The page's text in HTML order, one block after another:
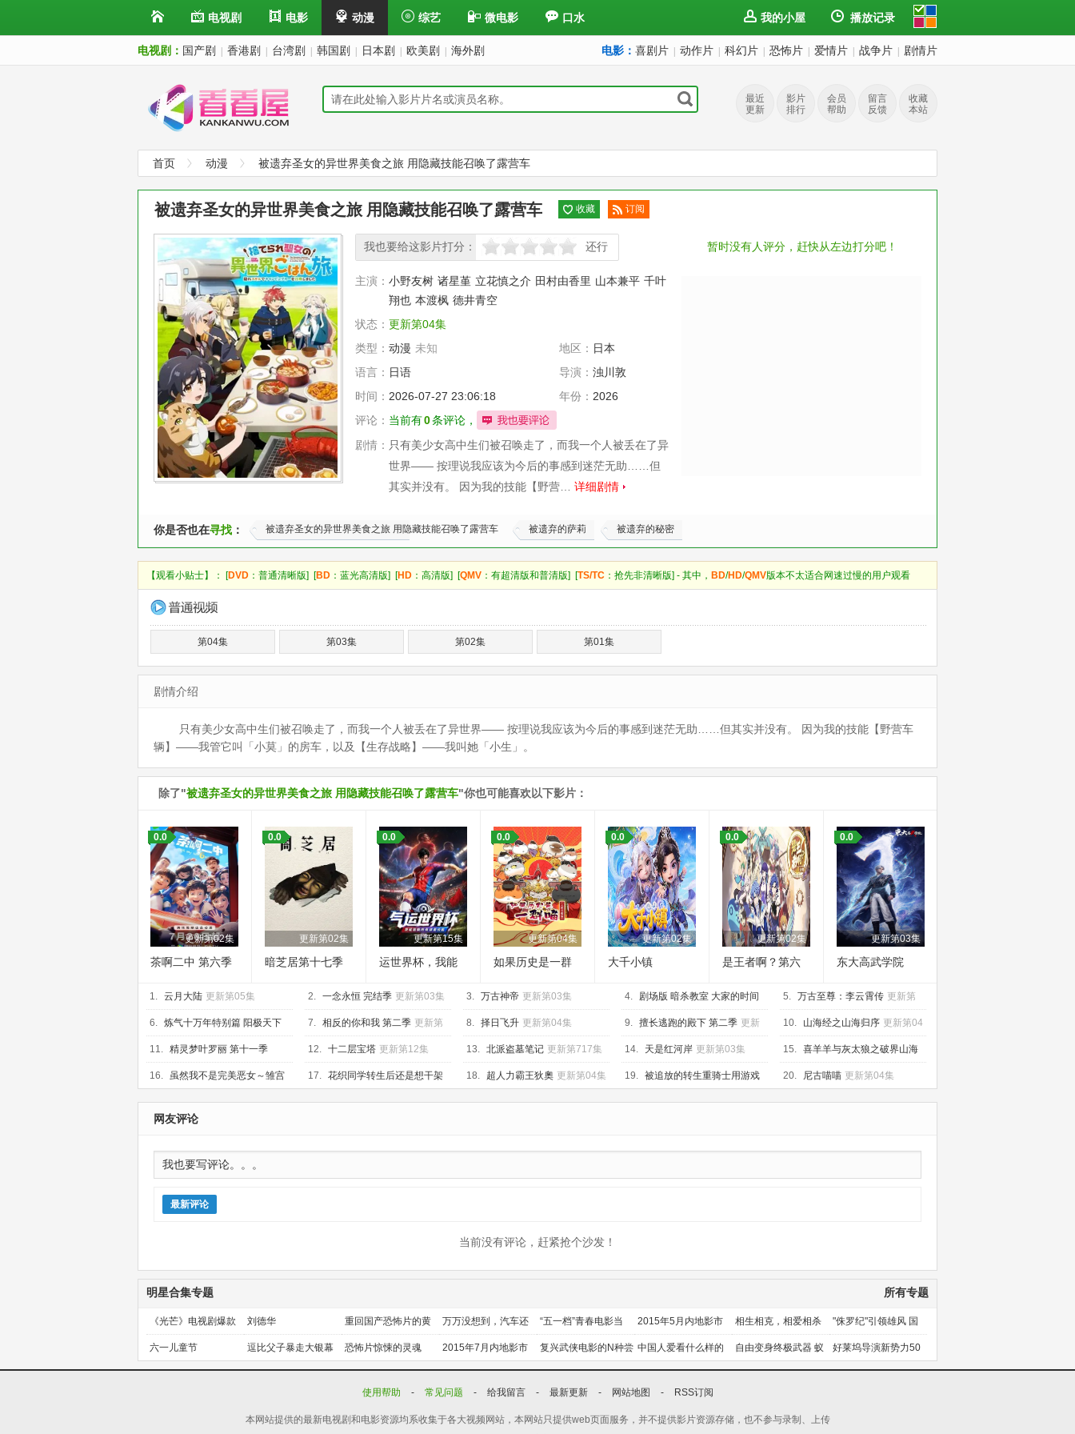
电视剧 电影 动漫 综艺 微电影 口水 我的小屋 播放记录
电视剧： 国产剧 香港剧 台湾剧 韩国剧 日本剧 欧美剧 海外剧 电影： 喜剧片 动作片 科幻片 恐怖片 爱情片 战争片 剧情片
最近
更新
影片
排行
会员
帮助
留言
反馈
收藏
本站
首页 动漫 被遗弃圣女的异世界美食之旅 用隐藏技能召唤了露营车
暂时没有人评分，赶快从左边打分吧！
被遗弃圣女的异世界美食之旅 用隐藏技能召唤了露营车 收藏
订阅
我也要给这影片打分：
很差较差 还行推荐 力荐 还行
主演： 小野友树 诸星堇 立花慎之介 田村由香里 山本兼平 千叶
翔也 本渡枫 德井青空
状态： 更新第04集
类型： 动漫 未知 地区： 日本
语言： 日语 导演： 浊川敦
时间： 2026-07-27 23:06:18 年份： 2026
评论： 当前有0条评论，
剧情： 只有美少女高中生们被召唤走了，而我一个人被丢在了异
世界—— 按理说我应该为今后的事感到迷茫无助……但
其实并没有。 因为我的技能【野营… 详细剧情
你是否也在寻找 ： 被遗弃圣女的异世界美食之旅 用隐藏技能召唤了露营车 被遗弃的萨莉 被遗弃的秘密
【观看小贴士】： [DVD ：普通清晰版] [BD ：蓝光高清版] [HD ：高清版] [QMV ：有超清版和普清版] [TS/TC ：抢先非清晰版] - 其中， BD/HD/QMV版本不太适合网速过慢的用户观看
第04集 第03集 第02集 第01集
剧情介绍
只有美少女高中生们被召唤走了，而我一个人被丢在了异世界—— 按理说我应该为今后的事感到迷茫无助……但其实并没有。 因为我的技能【野营车
辆】——我管它叫「小莫」的房车，以及【生存战略】——我叫她「小生」。
除了"被遗弃圣女的异世界美食之旅 用隐藏技能召唤了露营车"你也可能喜欢以下影片：
更新第02集
0.0
茶啊二中 第六季
更新第02集
0.0
暗芝居第十七季
更新第15集
0.0
运世界杯，我能
能
更新第04集
0.0
如果历史是一群
更新第02集
0.0
大千小镇
更新第02集
0.0
是王者啊？第六
更新第03集
0.0
东大高武学院
1. 云月大陆 更新第05集 2. 一念永恒 完结季 更新第03集 3. 万古神帝 更新第03集 4. 剧场版 暗杀教室 大家的时间
更新第01集
5. 万古至尊：李云霄传 更新第
05集
6. 炼气十万年特别篇 阳极天下
更新第01集
7. 相反的你和我 第二季 更新第
03集
8. 择日飞升 更新第04集 9. 擅长逃跑的殿下 第二季 更新
第02集
10. 山海经之山海归序 更新第04
集
11. 精灵梦叶罗丽 第十一季
（下） 更新第06集
12. 十二层宝塔 更新第12集 13. 北派盗墓笔记 更新第717集 14. 天是红河岸 更新第03集 15. 喜羊羊与灰太狼之破界山海
诀 更新第60集
16. 虽然我不是完美恶女～雏宫
蝶鼠替换传～ 更新第03集
17. 花织同学转生后还是想干架
更新第02集
18. 超人力霸王狄奧 更新第04集 19. 被追放的转生重骑士用游戏
知识开无双 更新第04集
20. 尼古喵喵 更新第04集
网友评论
最新评论
当前没有评论，赶紧抢个沙发！
所有专题
明星合集专题
《光芒》电视剧爆款
预定！
刘德华 重回国产恐怖片的黄
金时代
万万没想到，汽车还
能干这个？
“五一档”青春电影当
道
2015年5月内地影市
前瞻
相生相克，相爱相杀 "侏罗纪"引领雄风 国
产片下旬逆袭
六一儿童节 逗比父子暴走大银幕 恐怖片惊悚的灵魂 2015年7月内地影市
前瞻
复兴武侠电影的N种尝
试
中国人爱看什么样的
喜剧？
自由变身终极武器 蚁
人能力使用者大盘点
好莱坞导演新势力50
人上篇
使用帮助
- 常见问题 - 给我留言 - 最新更新 - 网站地图 - RSS订阅
本网站提供的最新电视剧和电影资源均系收集于各大视频网站，本网站只提供web页面服务，并不提供影片资源存储，也不参与录制、上传